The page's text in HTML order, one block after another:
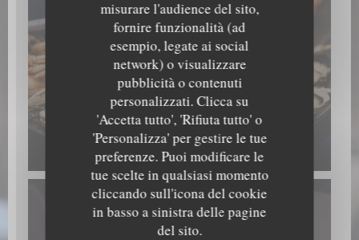
misurare l'audience del sito,
fornire funzionalità (ad
esempio, legate ai social
network) o visualizzare
pubblicità o contenuti
personalizzati. Clicca su
'Accetta tutto', 'Rifiuta tutto' o
'Personalizza' per gestire le tue
preferenze. Puoi modificare le
tue scelte in qualsiasi momento
cliccando sull'icona del cookie
in basso a sinistra delle pagine
del sito.
Fruits de mer